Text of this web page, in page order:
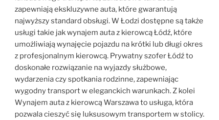
zapewniają ekskluzywne auta, które gwarantują
najwyższy standard obsługi. W Łodzi dostępne są także
usługi takie jak wynajem auta z kierowcą Łódź, które
umożliwiają wynajęcie pojazdu na krótki lub długi okres
z profesjonalnym kierowcą. Prywatny szofer Łódź to
doskonałe rozwiązanie na wyjazdy służbowe,
wydarzenia czy spotkania rodzinne, zapewniając
wygodny transport w eleganckich warunkach. Z kolei
Wynajem auta z kierowcą Warszawa to usługa, która
pozwala cieszyć się luksusowym transportem w stolicy.